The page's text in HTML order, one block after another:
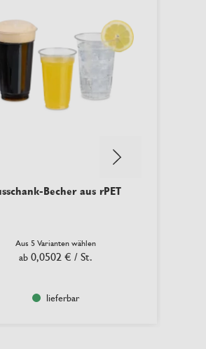
Becher aus rPET
Aus 5 Varianten wählen
ab 0,0502 € / St.
lieferbar